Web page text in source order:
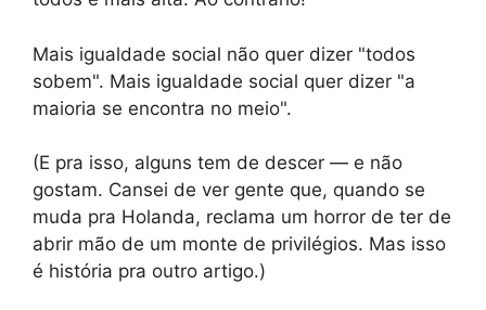
Mais igualdade social não quer dizer "todos
sobem". Mais igualdade social quer dizer "a
maioria se encontra no meio".
(E pra isso, alguns tem de descer — e não
gostam. Cansei de ver gente que, quando se
muda pra Holanda, reclama um horror de ter de
abrir mão de um monte de privilégios. Mas isso
é história pra outro artigo.)